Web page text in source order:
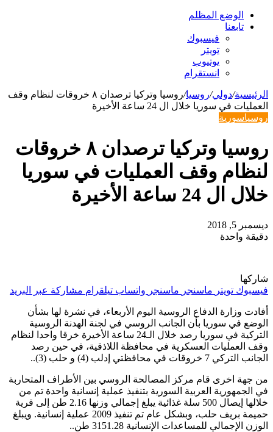
الوضع المظلم
تابعنا
فيسبوك
تويتر
يوتيوب
انستقرام
الرئيسية/دولي/روسيا/
روسيا وتركيا ترصدان ٨ خروقات لنظام وقف
العمليات في سوريا خلال ال 24 ساعة الأخيرة
روسياسورية
روسيا وتركيا ترصدان ٨ خروقات
لنظام وقف العمليات في سوريا
خلال ال 24 ساعة الأخيرة
ديسمبر 5, 2018
دقيقة واحدة
شاركها
فيسبوك تويتر ماسنجر ماسنجر واتساب تيلقرام مشاركة عبر البريد
أفادت وزارة الدفاع الروسية اليوم الأربعاء، في نشرة لها بشأن
الوضع في سوريا بأن الجانب الروسي في لجنة الهدنة الروسية
التركية في سوريا رصد خلال الـ24 ساعة الأخيرة خرقا واحدا لنظام
وقف العمليات العسكرية في محافظة اللاذقية، في حين رصد
الجانب التركي 7 خروقات في محافظتي إدلب (4) و حلب (3)..
من جهة اخرى قام مركز المصالحة الروسي بين الأطراف المتحاربة
في الجمهورية العربية السورية بتنفيذ عملية إنسانية واحدة تم من
خلالها إيصال 500 سلة غذائية يبلغ إجمالي وزنها 2.16 طن إلى قرية
حميمة بريف حلب، وبشكل عام تم تنفيذ 2009 عملية إنسانية. ويبلغ
الوزن الإجمالي للمساعدات الإنسانية 3151.28 طن..